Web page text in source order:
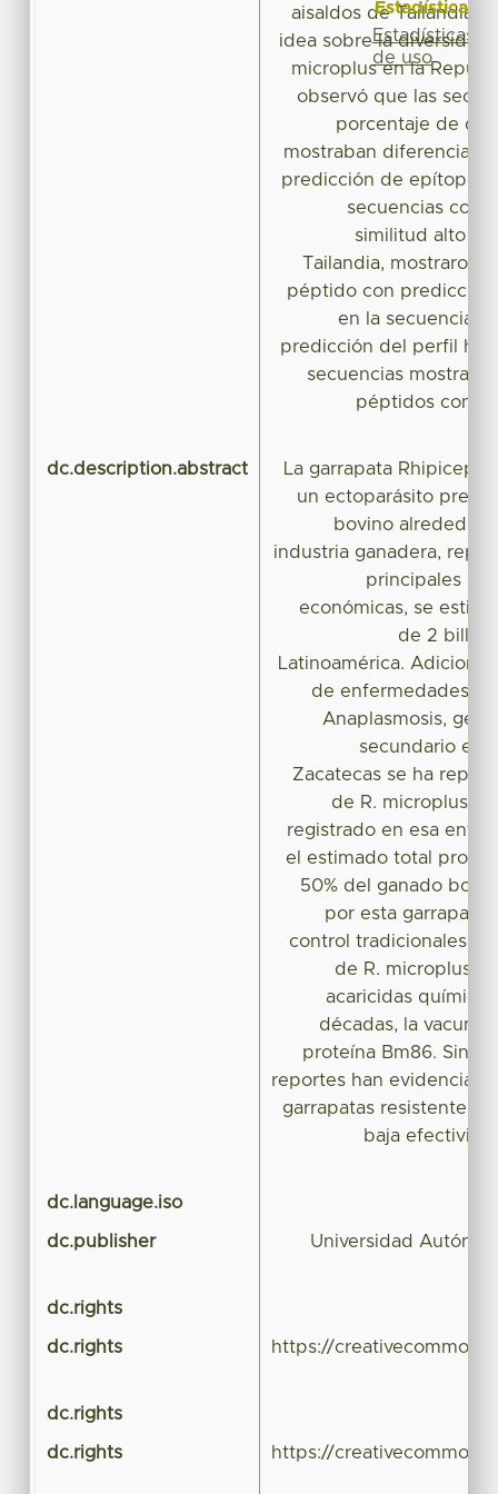
aisaldos de Tailandia,
idea sobre la diversidad
microplus en la
observó que las
porcentaje de
mostraban diferencias
predicción de epítopos.
secuencias con
similitud alto
Tailandia, mostraron
péptido con predicción
en la secuencia
predicción del perfil
secuencias
péptidos con
dc.description.abstract
La garrapata
un ectoparásito
bovino alrededor
industria ganadera,
principales
económicas, se
de 2
Latinoamérica.
de enfermedades
Anaplasmosis,
secundario en
Zacatecas se ha
de R. microplus
registrado en esa
el estimado total
50% del ganado
por esta
control tradicionales
de R. microplus
acaricidas
décadas, la
proteína Bm86. Sin
reportes han
garrapatas resistentes
baja
dc.language.iso
dc.publisher Universidad
dc.rights
dc.rights https://
dc.rights
dc.rights https://
Estadísticas
Estadísticas
de uso